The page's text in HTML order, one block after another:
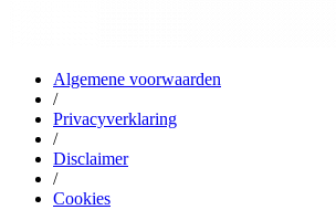
Algemene voorwaarden
/
Privacyverklaring
/
Disclaimer
/
Cookies